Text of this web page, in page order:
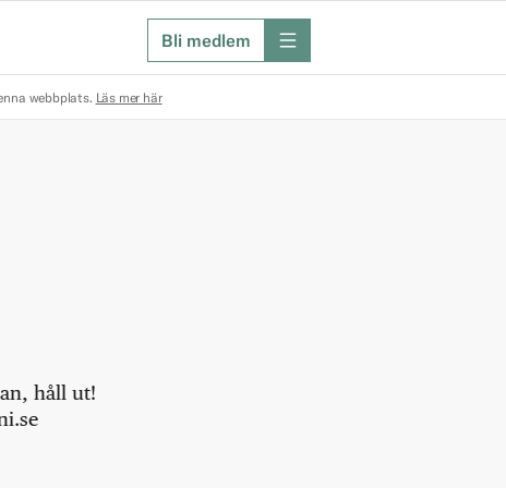
Bli medlem meny
webbplats. Läs mer här
håll ut!